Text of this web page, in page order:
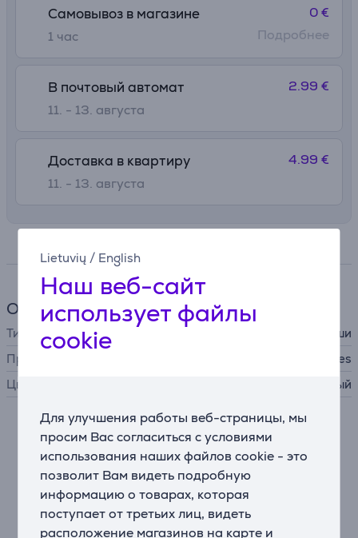
Lietuvių / English
Наш веб-сайт
использует файлы
cookie
Для улучшения работы веб-страницы, мы
просим Вас согласиться с условиями
использования наших файлов cookie - это
позволит Вам видеть подробную
информацию о товарах, которая
поступает от третьих лиц, видеть
расположение магазинов на карте и
Самовывоз в магазине
1 час
0 €
Подробнее
В почтовый автомат
11. - 13. августа
2.99 €
Доставка в квартиру
11. - 13. августа
4.99 €
Спецификация
Общий параметр
Тип ИТ-аксессуара
коврик для мыши
Производитель
SteelSeries
Цвет
черный
Описание
Максимальная скорость
Сверхгладкая поверхность создана для быстрых и
легких движений, обеспечивая реакцию за доли
секунды.